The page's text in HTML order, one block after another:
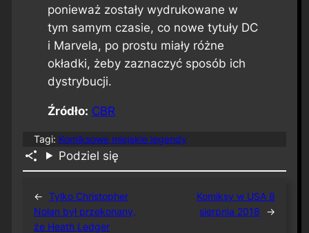
ponieważ zostały wydrukowane w
tym samym czasie, co nowe tytuły DC
i Marvela, po prostu miały różne
okładki, żeby zaznaczyć sposób ich
dystrybucji.
Źródło: CBR
Tagi: Komiksowe miejskie legendy
Podziel się
← Tylko Christopher
Nolan był przekonany,
że Heath Ledger
Komiksy w USA 8
sierpnia 2018
→